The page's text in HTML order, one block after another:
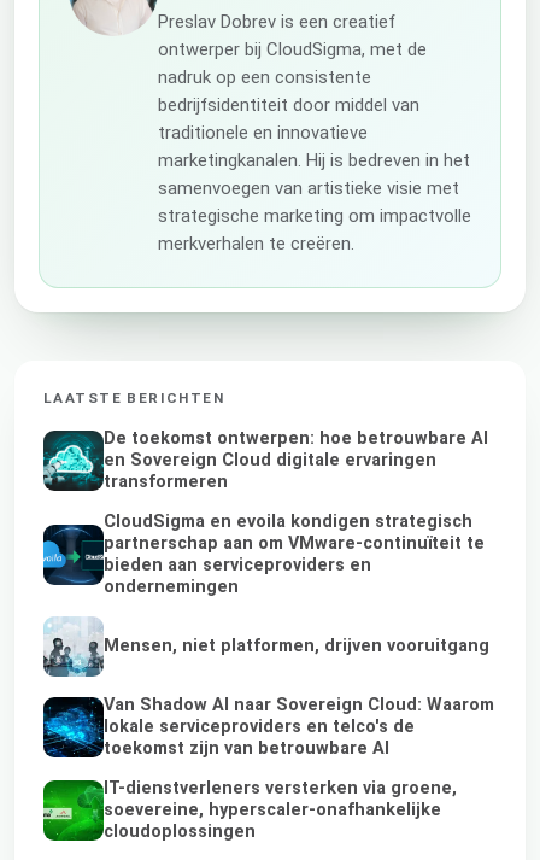
Preslav Dobrev is een creatief
ontwerper bij CloudSigma, met de
nadruk op een consistente
bedrijfsidentiteit door middel van
traditionele en innovatieve
marketingkanalen. Hij is bedreven in het
samenvoegen van artistieke visie met
strategische marketing om impactvolle
merkverhalen te creëren.
LAATSTE BERICHTEN
De toekomst ontwerpen: hoe betrouwbare AI
en Sovereign Cloud digitale ervaringen
transformeren
CloudSigma en evoila kondigen strategisch
partnerschap aan om VMware-continuïteit te
bieden aan serviceproviders en
ondernemingen
Mensen, niet platformen, drijven vooruitgang
Van Shadow AI naar Sovereign Cloud: Waarom
lokale serviceproviders en telco's de
toekomst zijn van betrouwbare AI
IT-dienstverleners versterken via groene,
soevereine, hyperscaler-onafhankelijke
cloudoplossingen